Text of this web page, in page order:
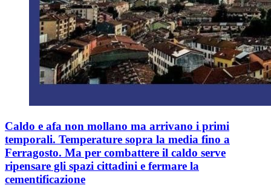
Caldo e afa non mollano ma arrivano i primi
temporali. Temperature sopra la media fino a
Ferragosto. Ma per combattere il caldo serve
ripensare gli spazi cittadini e fermare la
cementificazione